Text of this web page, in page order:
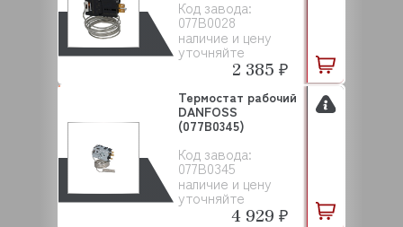
Код завода:
077B0028
наличие и цену
уточняйте
2 385 ₽
Код завода:
077B0345
наличие и цену
уточняйте
Термостат рабочий
DANFOSS
(077B0345)
4 929 ₽